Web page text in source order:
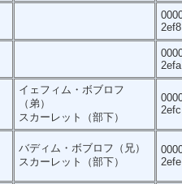
2ef8
2efa
イェフィム・ボブロフ
（弟）
スカーレット（部下）
2efc
バディム・ボブロフ（兄）
スカーレット（部下）
2efe